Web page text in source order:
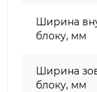
Ширина
блоку, мм
Ширина
блоку, мм